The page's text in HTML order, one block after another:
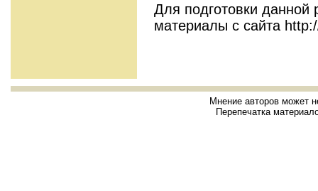
Для подготовки
материалы с сайта
Мнение авторов может
Перепечатка